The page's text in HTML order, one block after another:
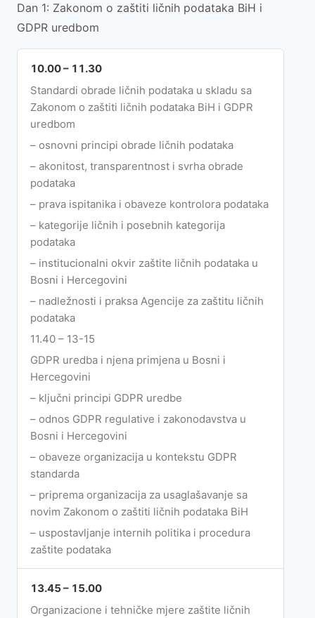
Dan 1: Zakonom o zaštiti ličnih podataka BiH i
GDPR uredbom
10.00 – 11.30
Standardi obrade ličnih podataka u skladu sa
Zakonom o zaštiti ličnih podataka BiH i GDPR
uredbom
– osnovni principi obrade ličnih podataka
– akonitost, transparentnost i svrha obrade
podataka
– prava ispitanika i obaveze kontrolora podataka
– kategorije ličnih i posebnih kategorija
podataka
– institucionalni okvir zaštite ličnih podataka u
Bosni i Hercegovini
– nadležnosti i praksa Agencije za zaštitu ličnih
podataka
11.40 – 13-15
GDPR uredba i njena primjena u Bosni i
Hercegovini
– ključni principi GDPR uredbe
– odnos GDPR regulative i zakonodavstva u
Bosni i Hercegovini
– obaveze organizacija u kontekstu GDPR
standarda
– priprema organizacija za usaglašavanje sa
novim Zakonom o zaštiti ličnih podataka BiH
– uspostavljanje internih politika i procedura
zaštite podataka
13.45 – 15.00
Organizacione i tehničke mjere zaštite ličnih